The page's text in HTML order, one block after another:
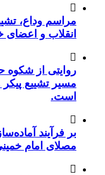
مراسم وداع،
انقلاب و اعضای
روایتی از
مسیر تشییع
است.
بر فرآیند
مصلای امام